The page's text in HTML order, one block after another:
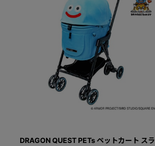
DRAGON QUEST PETs ペットカート スラ